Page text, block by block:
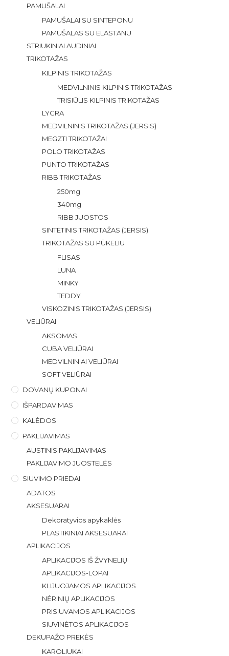
PAMUŠALAI
PAMUŠALAI SU SINTEPONU
PAMUŠALAS SU ELASTANU
STRIUKINIAI AUDINIAI
TRIKOTAŽAS
KILPINIS TRIKOTAŽAS
MEDVILNINIS KILPINIS TRIKOTAŽAS
TRISIŪLIS KILPINIS TRIKOTAŽAS
LYCRA
MEDVILNINIS TRIKOTAŽAS (JERSIS)
MEGZTI TRIKOTAŽAI
POLO TRIKOTAŽAS
PUNTO TRIKOTAŽAS
RIBB TRIKOTAŽAS
250mg
340mg
RIBB JUOSTOS
SINTETINIS TRIKOTAŽAS (JERSIS)
TRIKOTAŽAS SU PŪKELIU
FLISAS
LUNA
MINKY
TEDDY
VISKOZINIS TRIKOTAŽAS (JERSIS)
VELIŪRAI
AKSOMAS
CUBA VELIŪRAI
MEDVILNINIAI VELIŪRAI
SOFT VELIŪRAI
DOVANŲ KUPONAI
IŠPARDAVIMAS
KALĖDOS
PAKLIJAVIMAS
AUSTINIS PAKLIJAVIMAS
PAKLIJAVIMO JUOSTELĖS
SIUVIMO PRIEDAI
ADATOS
AKSESUARAI
Dekoratyvios apykaklės
PLASTIKINIAI AKSESUARAI
APLIKACIJOS
APLIKACIJOS IŠ ŽVYNELIŲ
APLIKACIJOS-LOPAI
KLIJUOJAMOS APLIKACIJOS
NĖRINIŲ APLIKACIJOS
PRISIUVAMOS APLIKACIJOS
SIUVINĖTOS APLIKACIJOS
DEKUPAŽO PREKĖS
KAROLIUKAI